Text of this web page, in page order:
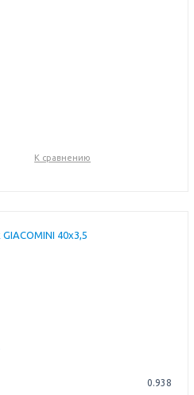
К сравнению
0.938